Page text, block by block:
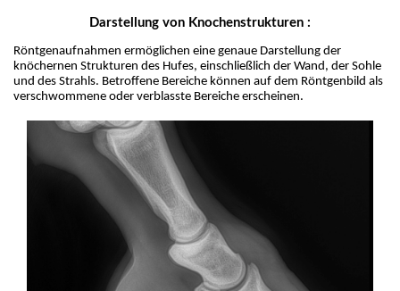
Darstellung von Knochenstrukturen :
Röntgenaufnahmen ermöglichen eine genaue Darstellung der
knöchernen Strukturen des Hufes, einschließlich der Wand, der Sohle
und des Strahls. Betroffene Bereiche können auf dem Röntgenbild als
verschwommene oder verblasste Bereiche erscheinen.